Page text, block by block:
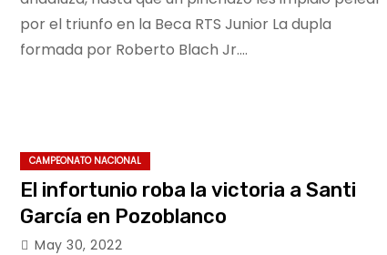
por el triunfo en la Beca RTS Junior La dupla
formada por Roberto Blach Jr.…
CAMPEONATO NACIONAL
El infortunio roba la victoria a Santi
García en Pozoblanco
May 30, 2022